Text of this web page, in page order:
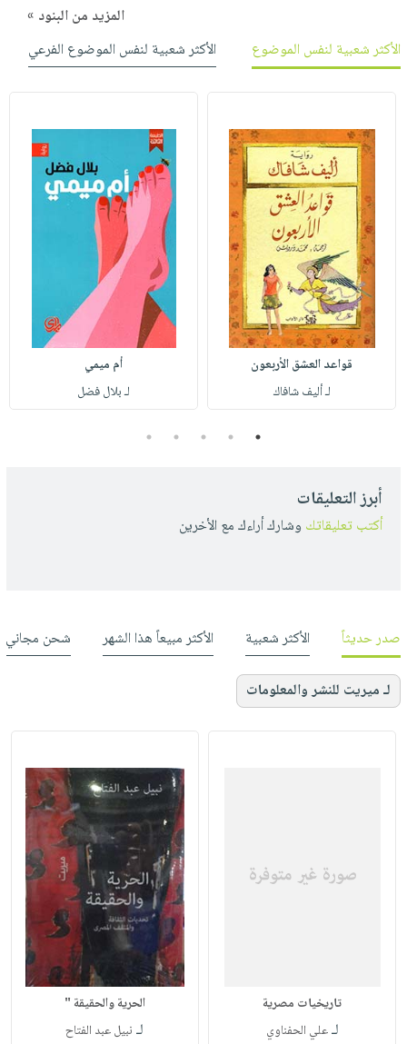
المزيد من البنود »
الأكثر شعبية لنفس الموضوع
الأكثر شعبية لنفس الموضوع الفرعي
قواعد العشق الأربعون
لـ أليف شافاك
أم ميمي
لـ بلال فضل
1
2
3
4
5
أبرز التعليقات
أكتب تعليقاتك وشارك أراءك مع الأخرين
صدر حديثاً الأكثر شعبية الأكثر مبيعاً هذا الشهر شحن مجاني
لـ ميريت للنشر والمعلومات
تاريخيات مصرية
لـعلي الحفناوي
الحرية والحقيقة "
لـ نبيل عبد الفتاح